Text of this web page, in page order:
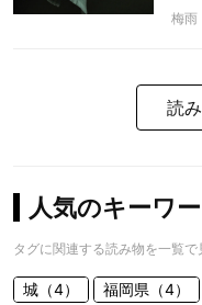
梅雨
読
人気のキーワ
タグに関連する読み物を一覧
城（4） 福岡県（4）